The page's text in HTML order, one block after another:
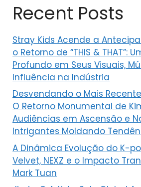
Recent Posts
Stray Kids Acende a
o Retorno de “THIS & THAT”:
Profundo em Seus Visuais,
Influência na Indústria
Desvendando o Mais
O Retorno Monumental de
Audiências em Ascensão e
Intrigantes Moldando
A Dinâmica Evolução do K-
Velvet, NEXZ e o Impacto
Mark Tuan